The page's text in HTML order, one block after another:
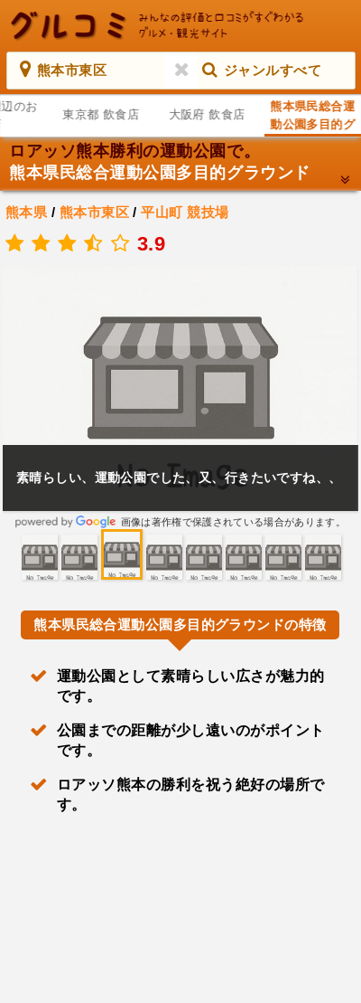
熊本市東区 ジャンルすべて
のお
東京都 飲食店 大阪府 飲食店
熊本県民総合運
動公園多目的グ
ラウンド
ロアッソ熊本勝利の運動公園で。
熊本県民総合運動公園多目的グラウンド
熊本県 / 熊本市東区/平山町 競技場
3.9
素晴らしい、運動公園でした、又、行きたいですね、、
画像は著作権で保護されている場合があります。
熊本県民総合運動公園多目的グラウンドの特徴
運動公園として素晴らしい広さが魅力的
です。
公園までの距離が少し遠いのがポイント
です。
ロアッソ熊本の勝利を祝う絶好の場所で
す。